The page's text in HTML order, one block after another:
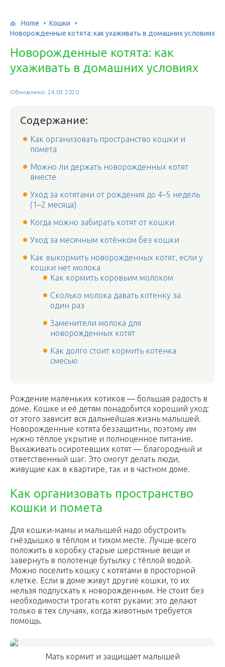
Home
Кошки
Новорожденные котята: как ухаживать в домашних условиях
Новорожденные котята: как
ухаживать в домашних условиях
Обновлено: 24.03.2020
Содержание:
Как организовать пространство кошки и
помета
Можно ли держать новорожденных котят
вместе
Уход за котятами от рождения до 4–5 недель
(1–2 месяца)
Когда можно забирать котят от кошки
Уход за месячным котёнком без кошки
Как выкормить новорожденных котят, если у
кошки нет молока
Как кормить коровьим молоком
Сколько молока давать котенку за
один раз
Заменители молока для
новорожденных котят
Как долго стоит кормить котенка
смесью
Рождение маленьких котиков — большая радость в
доме. Кошке и её детям понадобится хороший уход:
от этого зависит вся дальнейшая жизнь малышей.
Новорожденные котята беззащитны, поэтому им
нужно тёплое укрытие и полноценное питание.
Выхаживать осиротевших котят — благородный и
ответственный шаг. Это смогут делать люди,
живущие как в квартире, так и в частном доме.
Как организовать пространство
кошки и помета
Для кошки-мамы и малышей надо обустроить
гнёздышко в тёплом и тихом месте. Лучше всего
положить в коробку старые шерстяные вещи и
завернуть в полотенце бутылку с тёплой водой.
Можно поселить кошку с котятами в просторной
клетке. Если в доме живут другие кошки, то их
нельзя подпускать к новорожденным. Не стоит без
необходимости трогать котят руками: это делают
только в тех случаях, когда животным требуется
помощь.
Мать кормит и защищает малышей